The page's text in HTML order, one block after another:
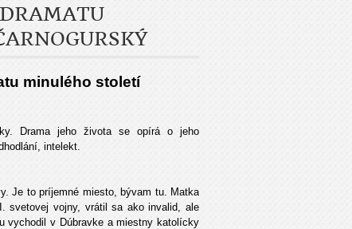
minulého století
Drama jeho života se opírá o jeho
intelekt.
Je to príjemné miesto, bývam tu. Matka
svetovej vojny, vrátil sa ako invalid, ale
vychodil v Dúbravke a miestny katolícky